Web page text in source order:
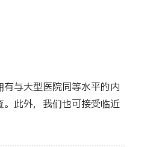
与大型医院同等水平的内
此外，我们也可接受临近